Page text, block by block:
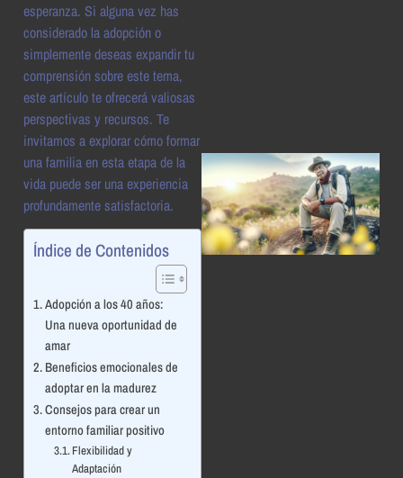
esperanza. Si alguna vez has
considerado la adopción o
simplemente deseas expandir tu
comprensión sobre este tema,
este artículo te ofrecerá valiosas
perspectivas y recursos. Te
invitamos a explorar cómo formar
una familia en esta etapa de la
vida puede ser una experiencia
profundamente satisfactoria.
Índice de Contenidos
Adopción a los 40 años:
Una nueva oportunidad de
amar
Beneficios emocionales de
adoptar en la madurez
Consejos para crear un
entorno familiar positivo
Flexibilidad y
Adaptación